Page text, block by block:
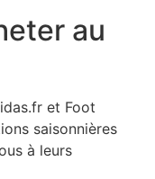
au
et Foot
saisonnières
à leurs